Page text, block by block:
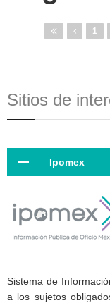
1
Sitios de
Ipomex
Sistema de
a los sujetos